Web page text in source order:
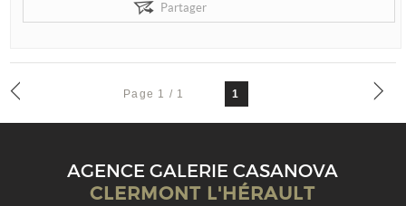
Partager
Page 1 / 1 1
AGENCE GALERIE CASANOVA
CLERMONT L'HÉRAULT